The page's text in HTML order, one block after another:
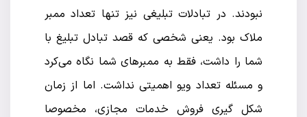
نبودند. در تبادلات تبلیغی نیز تنها تعداد ممبر
ملاک بود. یعنی شخصی که قصد تبادل تبلیغ با
شما را داشت، فقط به ممبرهای شما نگاه می‌کرد
و مسئله تعداد ویو اهمیتی نداشت. اما از زمان
شکل گیری فروش خدمات مجازی، مخصوصا